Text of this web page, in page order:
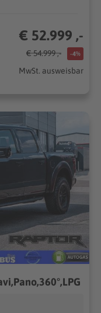
€ 52.999 ,-
€ 54.999 ,- -4%
MwSt. ausweisbar